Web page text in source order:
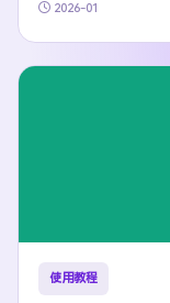
2026-01
使用教程